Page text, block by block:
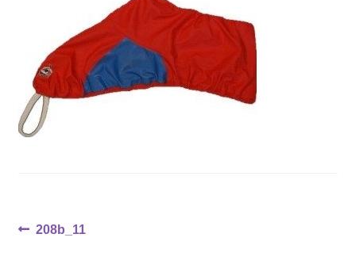
Inläggsnavigering
Föregående
208b_11